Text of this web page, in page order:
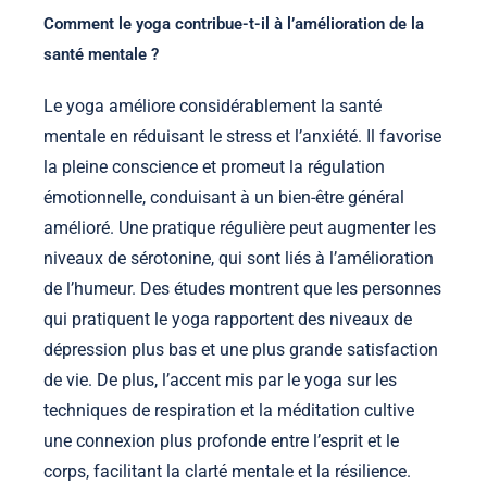
Comment le yoga contribue-t-il à l’amélioration de la
santé mentale ?
Le yoga améliore considérablement la santé
mentale en réduisant le stress et l’anxiété. Il favorise
la pleine conscience et promeut la régulation
émotionnelle, conduisant à un bien-être général
amélioré. Une pratique régulière peut augmenter les
niveaux de sérotonine, qui sont liés à l’amélioration
de l’humeur. Des études montrent que les personnes
qui pratiquent le yoga rapportent des niveaux de
dépression plus bas et une plus grande satisfaction
de vie. De plus, l’accent mis par le yoga sur les
techniques de respiration et la méditation cultive
une connexion plus profonde entre l’esprit et le
corps, facilitant la clarté mentale et la résilience.